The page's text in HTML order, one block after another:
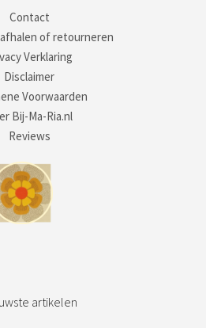
Contact
of retourneren
Verklaring
Disclaimer
Voorwaarden
Bij-Ma-Ria.nl
Reviews
artikelen